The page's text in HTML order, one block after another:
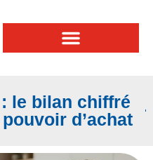
le bilan chiffré
d’achat